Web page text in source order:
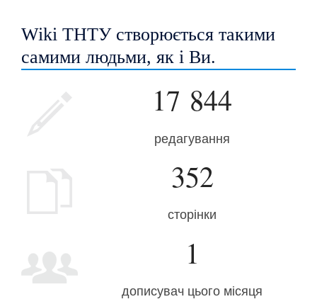
Wiki ТНТУ створюється такими
самими людьми, як і Ви.
17 844
редагування
352
сторінки
1
дописувач цього місяця